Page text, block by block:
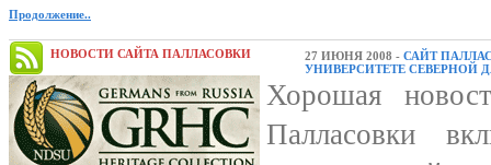
Продолжение..
НОВОСТИ САЙТА ПАЛЛАСОВКИ 27 ИЮНЯ 2008 - САЙТ
УНИВЕРСИТЕТЕ СЕВЕРНОЙ
Хорошая
Палласовки